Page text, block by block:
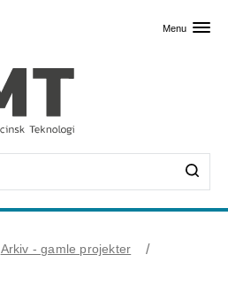
Menu
Arkiv - gamle projekter